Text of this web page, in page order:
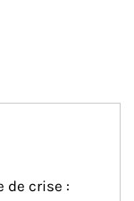
de crise :